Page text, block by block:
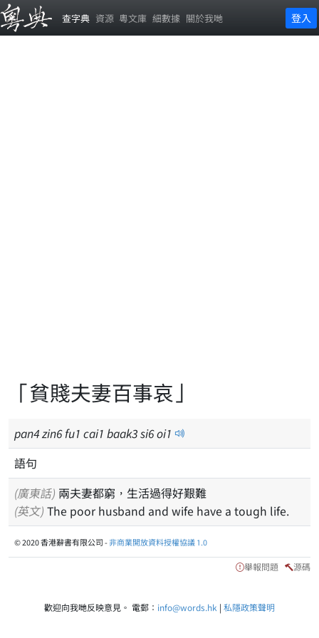
查字典 資源 粵文庫 細數據 關於我哋 登入
「貧賤夫妻百事哀」
pan4zin6fu1 cai1 baak3si6oi1
語句
(廣東話) 兩夫妻都窮，生活過得好艱難
(英文) The poor husband and wife have a tough life.
© 2020 香港辭書有限公司 -非商業開放資料授權協議 1.0
舉報問題 源碼
歡迎向我哋反映意見。 電郵： info@words.hk | 私隱政策聲明